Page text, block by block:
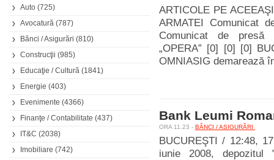
Auto (725)
Avocatură (787)
Bănci / Asigurări (810)
Construcţii (985)
Educaţie / Cultură (1841)
Energie (403)
Evenimente (4366)
Finanţe / Contabilitate (437)
IT&C (2038)
Imobiliare (742)
ARTICOLE PE
ARMATEI Comunicat
Comunicat de presă
„OPERA” [0] [0] [0]
OMNIASIG demarează
Bank Leumi
ORA 11.23 - BĂNCI / ASIGURĂRI
BUCUREŞTI / 12:48,
iunie 2008, depozitul